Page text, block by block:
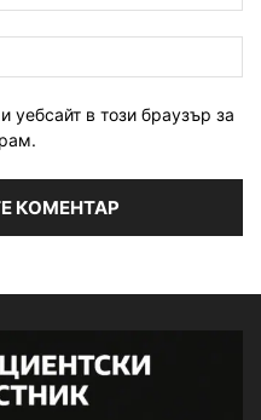
в този браузър за